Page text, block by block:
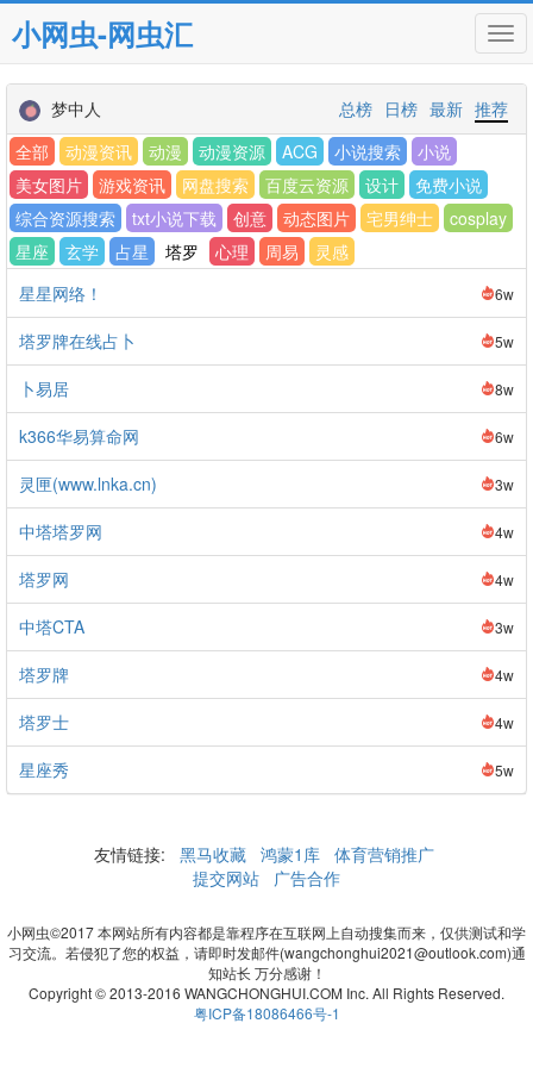
小网虫-网虫汇
梦中人 推荐
最新
日榜
总榜
全部
动漫资讯 动漫 动漫资源 ACG 小说搜索
小说
美女图片
游戏资讯 网盘搜索 百度云资源 设计
免费小说
综合资源搜索
txt小说下载 创意 动态图片 宅男绅士
cosplay
星座
玄学 占星 塔罗 心理 周易
灵感
星星网络！
6w
塔罗牌在线占卜 5w
卜易居 8w
k366华易算命网 6w
灵匣(www.lnka.cn) 3w
中塔塔罗网 4w
塔罗网 4w
中塔CTA 3w
塔罗牌 4w
塔罗士 4w
星座秀 5w
友情链接: 黑马收藏 鸿蒙1库 体育营销推广
提交网站
广告合作
小网虫©2017 本网站所有内容都是靠程序在互联网上自动搜集而来，仅供测试和学
习交流。若侵犯了您的权益，请即时发邮件(wangchonghui2021@outlook.com)通
知站长 万分感谢！
Copyright © 2013-2016 WANGCHONGHUI.COM Inc. All Rights Reserved.
粤ICP备18086466号-1